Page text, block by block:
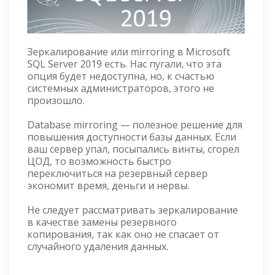
Зеркалирование или mirroring в Microsoft
SQL Server 2019 есть. Нас пугали, что эта
опция будет недоступна, но, к счастью
системных администраторов, этого не
произошло.
Database mirroring — полезное решение для
повышения доступности базы данных. Если
ваш сервер упал, посыпались винты, сгорел
ЦОД, то возможность быстро
переключиться на резервный сервер
экономит время, деньги и нервы.
Не следует рассматривать зеркалирование
в качестве замены резервного
копирования, так как оно не спасает от
случайного удаления данных.